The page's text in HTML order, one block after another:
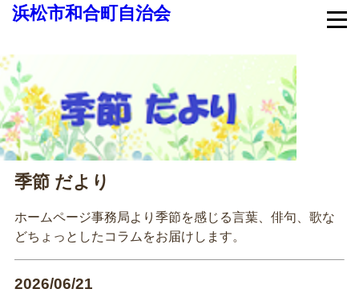
浜松市和合町自治会
季節 だより
ホームページ事務局より季節を感じる言葉、俳句、歌な
どちょっとしたコラムをお届けします。
2026/06/21